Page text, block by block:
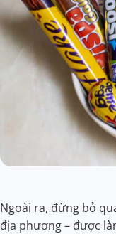
Ngoài ra, đừng bỏ
địa phương – được